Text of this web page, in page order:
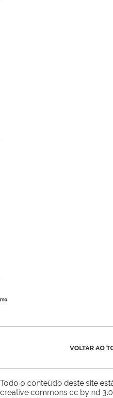
VOLTAR AO
Todo o conteúdo deste site
creative commons cc by nd